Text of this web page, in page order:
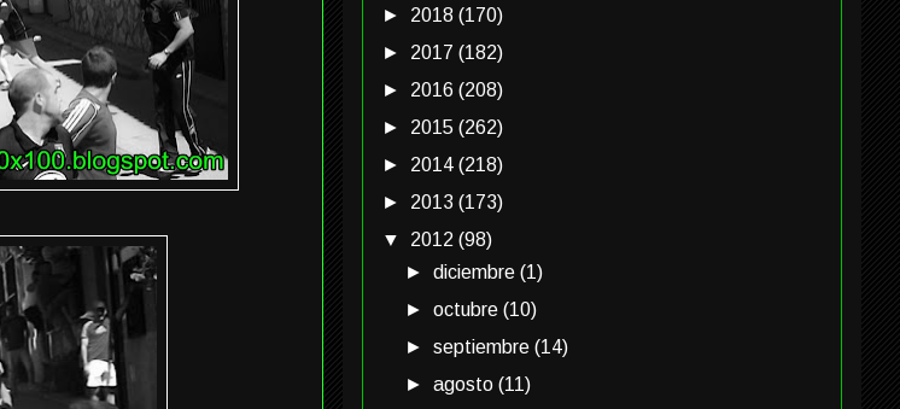
► 2018 (170)
► 2017 (182)
► 2016 (208)
► 2015 (262)
► 2014 (218)
► 2013 (173)
▼ 2012 (98)
►diciembre(1)
►octubre(10)
►septiembre(14)
►agosto(11)